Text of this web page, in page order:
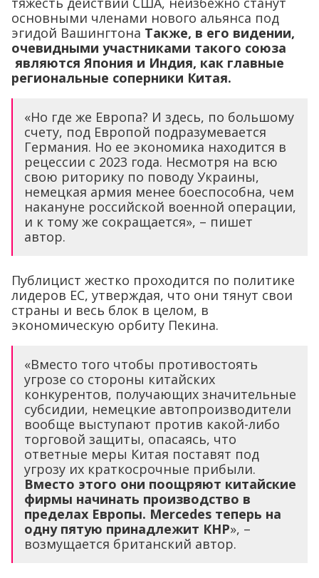
основными членами нового альянса под
эгидой Вашингтона Также, в его видении,
очевидными участниками такого союза
являются Япония и Индия, как главные
региональные соперники Китая.
«Но где же Европа? И здесь, по большому
счету, под Европой подразумевается
Германия. Но ее экономика находится в
рецессии с 2023 года. Несмотря на всю
свою риторику по поводу Украины,
немецкая армия менее боеспособна, чем
накануне российской военной операции,
и к тому же сокращается», – пишет
автор.
Публицист жестко проходится по политике
лидеров ЕС, утверждая, что они тянут свои
страны и весь блок в целом, в
экономическую орбиту Пекина.
«Вместо того чтобы противостоять
угрозе со стороны китайских
конкурентов, получающих значительные
субсидии, немецкие автопроизводители
вообще выступают против какой-либо
торговой защиты, опасаясь, что
ответные меры Китая поставят под
угрозу их краткосрочные прибыли.
Вместо этого они поощряют китайские
фирмы начинать производство в
пределах Европы. Mercedes теперь на
одну пятую принадлежит КНР», –
возмущается британский автор.